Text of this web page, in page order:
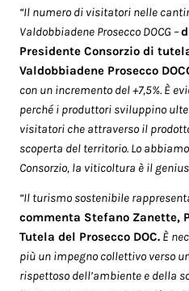
“Il numero di visitatori nelle
Valdobbiadene Prosecco DOCG –
Presidente Consorzio di
Valdobbiadene Prosecco
con un incremento del +7,5%. È
perché i produttori sviluppino
visitatori che attraverso il
scoperta del territorio. Lo
Consorzio, la viticoltura è il
“Il turismo sostenibile
commenta Stefano Zanette,
Tutela del Prosecco DOC. È
più un impegno collettivo verso
rispettoso dell’ambiente e della